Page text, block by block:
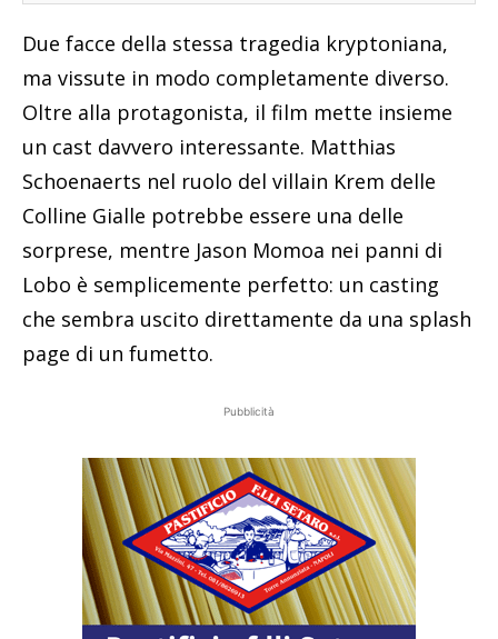
Due facce della stessa tragedia kryptoniana,
ma vissute in modo completamente diverso.
Oltre alla protagonista, il film mette insieme
un cast davvero interessante. Matthias
Schoenaerts nel ruolo del villain Krem delle
Colline Gialle potrebbe essere una delle
sorprese, mentre Jason Momoa nei panni di
Lobo è semplicemente perfetto: un casting
che sembra uscito direttamente da una splash
page di un fumetto.
Pubblicità